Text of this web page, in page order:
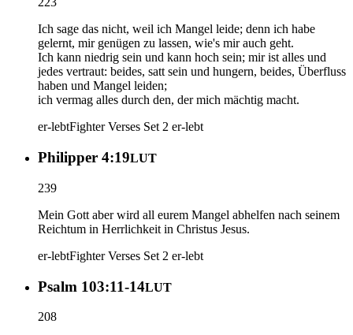
Ich sage das nicht, weil ich Mangel leide; denn ich habe
gelernt, mir genügen zu lassen, wie's mir auch geht.
Ich kann niedrig sein und kann hoch sein; mir ist alles und
jedes vertraut: beides, satt sein und hungern, beides, Überfluss
haben und Mangel leiden;
ich vermag alles durch den, der mich mächtig macht.
er-lebtFighter Verses Set 2 er-lebt
Philipper 4:19LUT
239
Mein Gott aber wird all eurem Mangel abhelfen nach seinem
Reichtum in Herrlichkeit in Christus Jesus.
er-lebtFighter Verses Set 2 er-lebt
Psalm 103:11-14LUT
208